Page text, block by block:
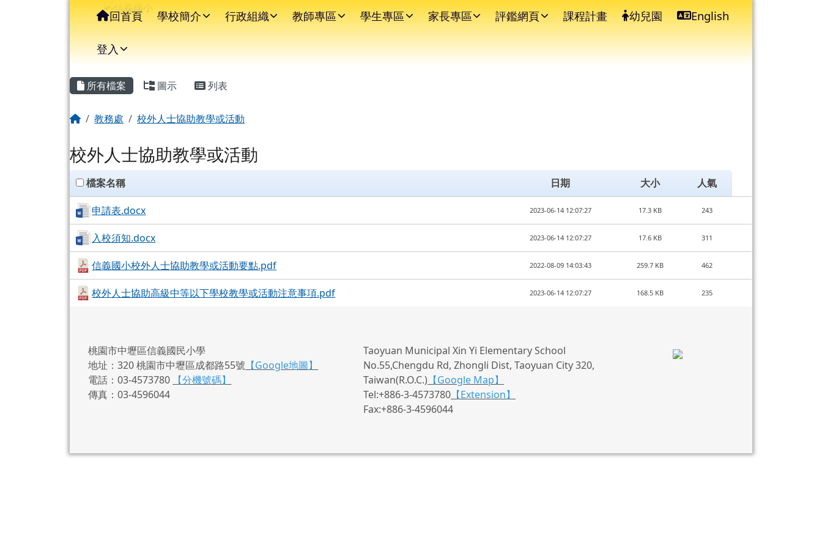
信義國小 ⏸
導覽列
回首頁 學校簡介 行政組織 教師專區 學生專區 家長專區 評鑑網頁 課程計畫 幼兒園 English
登入
主內容區域
所有檔案 圖示 列表
回首頁教務處 校外人士協助教學或活動
校外人士協助教學或活動
clickAll
檔案名稱 日期 大小 人氣
申請表.docx 2023-06-14 12:07:27 17.3 KB 243
入校須知.docx 2023-06-14 12:07:27 17.6 KB 311
信義國小校外人士協助教學或活動要點.pdf 2022-08-09 14:03:43 259.7 KB 462
校外人士協助高級中等以下學校教學或活動注意事項.pdf 2023-06-14 12:07:27 168.5 KB 235
頁尾區域
桃園市中壢區信義國民小學
地址：320 桃園市中壢區成都路55號 【Google地圖】
電話：03-4573780
【分機號碼】
傳真：03-4596044
Taoyuan Municipal Xin Yi Elementary School
No.55,Chengdu Rd, Zhongli Dist, Taoyuan City 320,
Taiwan(R.O.C.) 【Google Map】
Tel:+886-3-4573780 【Extension】
Fax:+886-3-4596044